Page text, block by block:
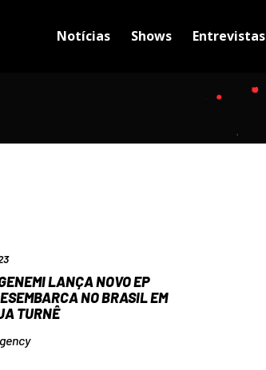
Notícias Shows Entrevistas
LANÇA NOVO EP
NO BRASIL EM
TURNÊ